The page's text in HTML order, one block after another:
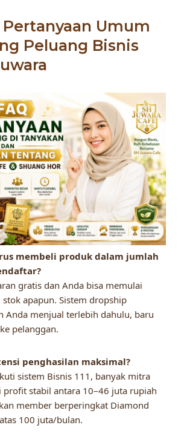
Pertanyaan Umum
Peluang Bisnis
membeli produk dalam jumlah
gratis dan Anda bisa memulai
apapun. Sistem dropship
Anda menjual terlebih dahulu, baru
pelanggan.
penghasilan maksimal?
sistem Bisnis 111, banyak mitra
profit stabil antara 10–46 juta rupiah
member berperingkat Diamond
100 juta/bulan.